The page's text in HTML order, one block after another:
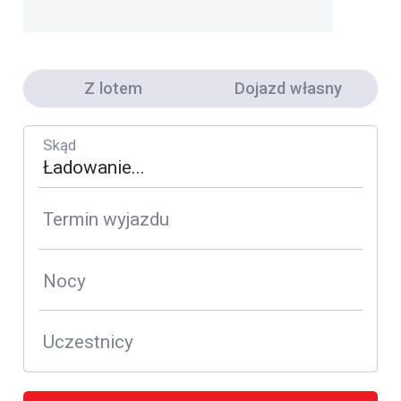
Z lotem Dojazd własny
Skąd
Termin wyjazdu
Nocy
Uczestnicy